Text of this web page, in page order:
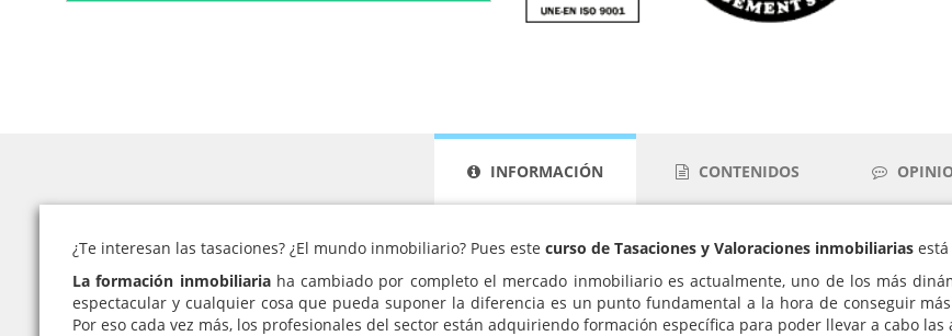
INFORMACIÓN CONTENIDOS
¿Te interesan las tasaciones? ¿El mundo inmobiliario? Pues este curso de Tasaciones y Valoraciones inmobiliarias
La formación inmobiliaria ha cambiado por completo el mercado inmobiliario es actualmente, uno de los más
espectacular y cualquier cosa que pueda suponer la diferencia es un punto fundamental a la hora de conseguir
Por eso cada vez más, los profesionales del sector están adquiriendo formación específica para poder llevar a cabo las